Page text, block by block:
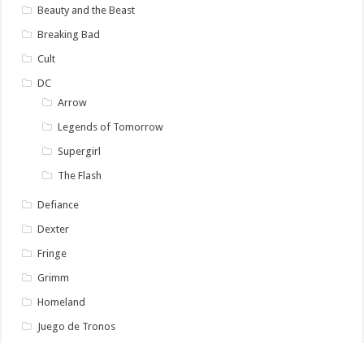
Beauty and the Beast
Breaking Bad
Cult
DC
Arrow
Legends of Tomorrow
Supergirl
The Flash
Defiance
Dexter
Fringe
Grimm
Homeland
Juego de Tronos